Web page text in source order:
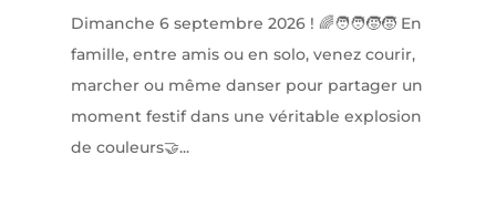
Dimanche 6 septembre 2026 ! 🌈🧑‍🧑‍🧒‍🧒 En
famille, entre amis ou en solo, venez courir,
marcher ou même danser pour partager un
moment festif dans une véritable explosion
de couleurs🤝...